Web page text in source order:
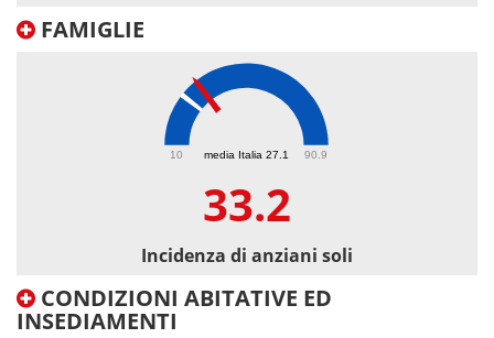
FAMIGLIE
media Italia 27.1
10 90.9
33.2
Incidenza di anziani soli
CONDIZIONI ABITATIVE ED
INSEDIAMENTI